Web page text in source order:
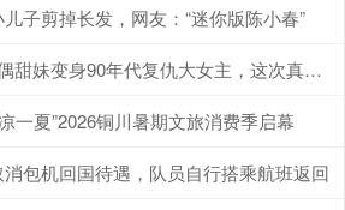
子剪掉长发，网友：“迷你版陈小春”
兴启网 白鹿杀疯了! 古偶甜妹变身90年代复仇大女主，这次真的不一样
一夏”2026铜川暑期文旅消费季启幕
包机回国待遇，队员自行搭乘航班返回